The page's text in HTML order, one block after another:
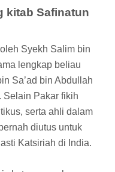
kitab Safinatun
Syekh Salim bin
lengkap beliau
Sa’ad bin Abdullah
Selain Pakar fikih
serta ahli dalam
diutus untuk
Katsiriah di India.